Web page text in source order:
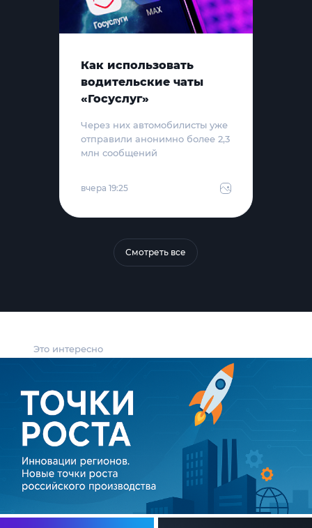
Это интересно
Как использовать
водительские чаты
«Госуслуг»
Через них автомобилисты уже
отправили анонимно более 2,3
млн сообщений
вчера 19:25
Смотреть все